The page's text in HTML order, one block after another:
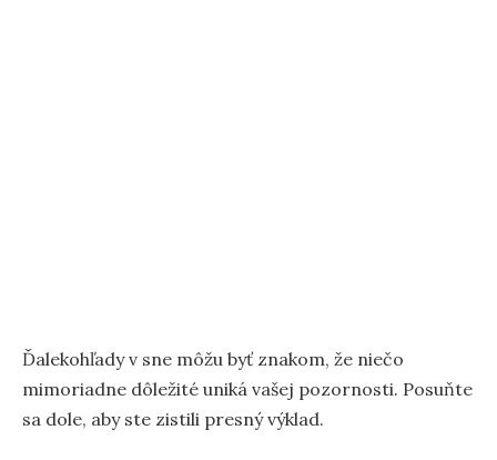
Ďalekohľady v sne môžu byť znakom, že niečo
mimoriadne dôležité uniká vašej pozornosti. Posuňte
sa dole, aby ste zistili presný výklad.